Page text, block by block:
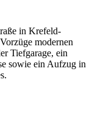
in Krefeld-
modernen
Tiefgarage, ein
sowie ein Aufzug in